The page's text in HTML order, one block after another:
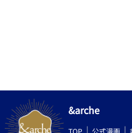
&arche
TOP 公式漫画